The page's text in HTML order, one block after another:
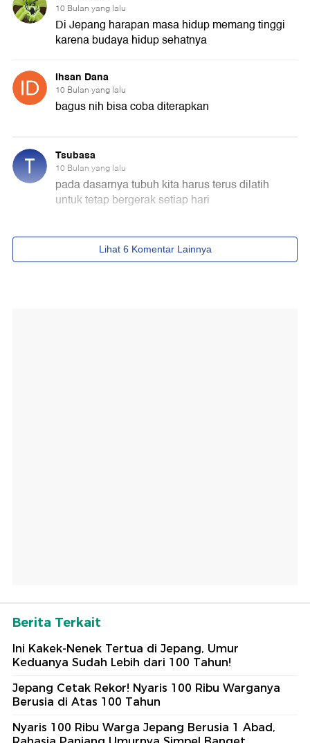
Berita Terkait
Ini Kakek-Nenek Tertua di Jepang, Umur
Keduanya Sudah Lebih dari 100 Tahun!
Jepang Cetak Rekor! Nyaris 100 Ribu Warganya
Berusia di Atas 100 Tahun
Nyaris 100 Ribu Warga Jepang Berusia 1 Abad,